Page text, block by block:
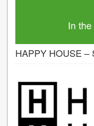
HAPPY HOUSE –